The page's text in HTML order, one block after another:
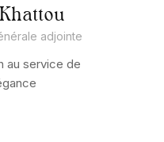
adjointe
au service de